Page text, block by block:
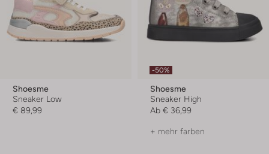
Shoesme
Sneaker Low
€ 89,99
-50%
Shoesme
Sneaker High
Ab € 36,99
+ mehr farben